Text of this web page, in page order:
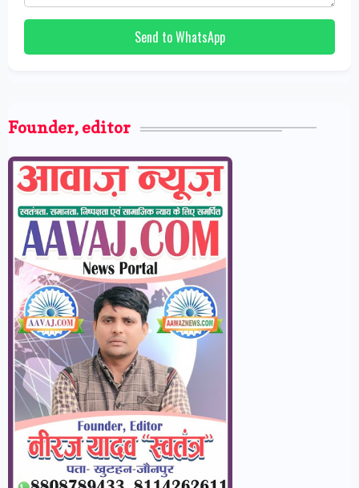
Send to WhatsApp
Founder, editor